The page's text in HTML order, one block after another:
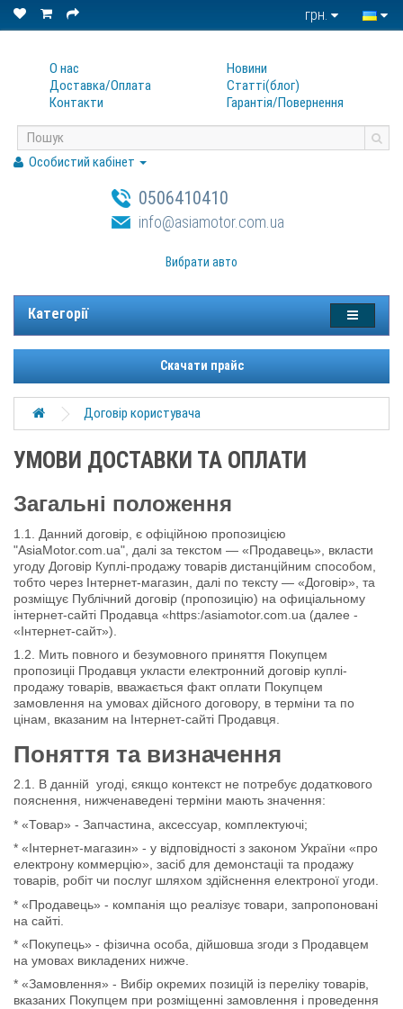
грн.
О нас
Доставка/Оплата
Контакти
Новини
Статтi(блог)
Гарантiя/Повернення
Особистий кабінет
0506410410
info@asiamotor.com.ua
Вибрати авто
Категорії
Скачати прайс
Договір користувача
УМОВИ ДОСТАВКИ ТА ОПЛАТИ
Загальні положення
1.1. Данний договір, є офіційною пропозицією
"AsiaMotor.com.ua", далі за текстом — «Продавець», вкласти
угоду Договір Куплі-продажу товарів дистанційним способом,
тобто через Інтернет-магазин, далі по тексту — «Договір», та
розміщує Публічний договір (пропозицію) на офиціальному
інтернет-сайті Продавца «https:/asiamotor.com.ua (далее -
«Інтернет-сайт»).
1.2. Мить повного и безумовного приняття Покупцем
пропозиціі Продавця укласти електронний договір куплі-
продажу товарів, вважається факт оплати Покупцем
замовлення на умовах дійсного договору, в терміни та по
цінам, вказаним на Інтернет-сайті Продавця.
Поняття та визначення
2.1. В данній угоді, єякщо контекст не потребує додаткового
пояснення, нижченаведені терміни мають значення:
* «Товар» - Запчастина, аксессуар, комплектуючі;
* «Інтернет-магазин» - у відповідності з законом України «про
електрону коммерцію», засіб для демонстаціі та продажу
товарів, робіт чи послуг шляхом здійснення електроної угоди.
* «Продавець» - компанія що реалізує товари, запропоновані
на сайті.
* «Покупець» - фізична особа, дійшовша згоди з Продавцем
на умовах викладених нижче.
* «Замовлення» - Вибір окремих позицій із переліку товарів,
вказаних Покупцем при розміщенні замовлення і проведення